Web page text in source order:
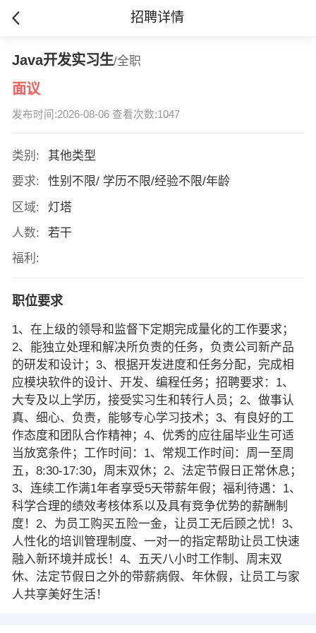
招聘详情
Java开发实习生/全职
面议
发布时间:2026-08-06 查看次数:1047
类别:
其他类型
要求:
性别不限/ 学历不限/经验不限/年龄
区域:
灯塔
人数:
若干
福利:
职位要求
1、在上级的领导和监督下定期完成量化的工作要求；
2、能独立处理和解决所负责的任务，负责公司新产品
的研发和设计；3、根据开发进度和任务分配，完成相
应模块软件的设计、开发、编程任务；招聘要求：1、
大专及以上学历，接受实习生和转行人员；2、做事认
真、细心、负责，能够专心学习技术；3、有良好的工
作态度和团队合作精神；4、优秀的应往届毕业生可适
当放宽条件；工作时间：1、常规工作时间：周一至周
五，8:30-17:30，周末双休；2、法定节假日正常休息；
3、连续工作满1年者享受5天带薪年假；福利待遇：1、
科学合理的绩效考核体系以及具有竞争优势的薪酬制
度！2、为员工购买五险一金，让员工无后顾之忧！3、
人性化的培训管理制度、一对一的指定帮助让员工快速
融入新环境并成长！4、五天八小时工作制、周末双
休、法定节假日之外的带薪病假、年休假，让员工与家
人共享美好生活！